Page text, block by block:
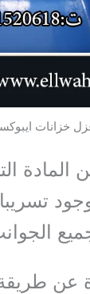
خزانات
المادة
عن